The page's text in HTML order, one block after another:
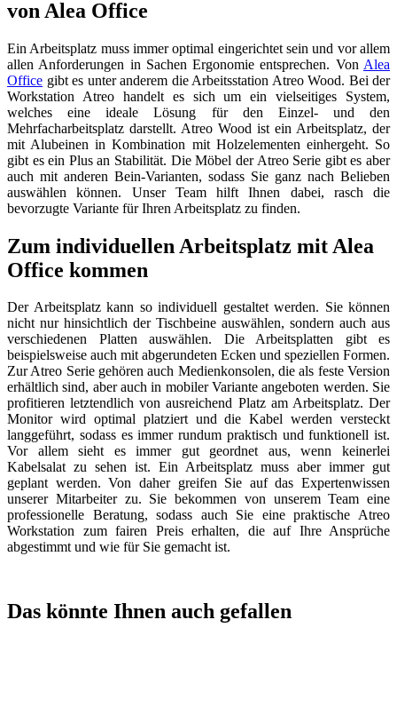
von Alea Office
Ein Arbeitsplatz muss immer optimal eingerichtet sein und vor allem
allen Anforderungen in Sachen Ergonomie entsprechen. Von Alea
Office gibt es unter anderem die Arbeitsstation Atreo Wood. Bei der
Workstation Atreo handelt es sich um ein vielseitiges System,
welches eine ideale Lösung für den Einzel- und den
Mehrfacharbeitsplatz darstellt. Atreo Wood ist ein Arbeitsplatz, der
mit Alubeinen in Kombination mit Holzelementen einhergeht. So
gibt es ein Plus an Stabilität. Die Möbel der Atreo Serie gibt es aber
auch mit anderen Bein-Varianten, sodass Sie ganz nach Belieben
auswählen können. Unser Team hilft Ihnen dabei, rasch die
bevorzugte Variante für Ihren Arbeitsplatz zu finden.
Zum individuellen Arbeitsplatz mit Alea
Office kommen
Der Arbeitsplatz kann so individuell gestaltet werden. Sie können
nicht nur hinsichtlich der Tischbeine auswählen, sondern auch aus
verschiedenen Platten auswählen. Die Arbeitsplatten gibt es
beispielsweise auch mit abgerundeten Ecken und speziellen Formen.
Zur Atreo Serie gehören auch Medienkonsolen, die als feste Version
erhältlich sind, aber auch in mobiler Variante angeboten werden. Sie
profitieren letztendlich von ausreichend Platz am Arbeitsplatz. Der
Monitor wird optimal platziert und die Kabel werden versteckt
langgeführt, sodass es immer rundum praktisch und funktionell ist.
Vor allem sieht es immer gut geordnet aus, wenn keinerlei
Kabelsalat zu sehen ist. Ein Arbeitsplatz muss aber immer gut
geplant werden. Von daher greifen Sie auf das Expertenwissen
unserer Mitarbeiter zu. Sie bekommen von unserem Team eine
professionelle Beratung, sodass auch Sie eine praktische Atreo
Workstation zum fairen Preis erhalten, die auf Ihre Ansprüche
abgestimmt und wie für Sie gemacht ist.
Das könnte Ihnen auch gefallen